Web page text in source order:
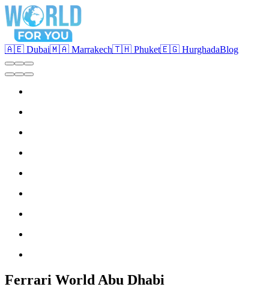
🇦🇪 Dubai🇲🇦 Marrakech🇹🇭 Phuket🇪🇬 HurghadaBlog
Ferrari World Abu Dhabi